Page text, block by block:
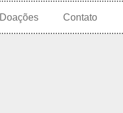
Doações Contato